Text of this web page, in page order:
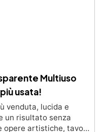
Multiuso
usata!
venduta, lucida e
un risultato senza
opere artistiche, tavoli